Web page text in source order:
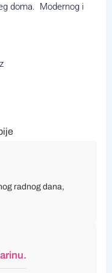
doma. Modernog i
radnog dana,